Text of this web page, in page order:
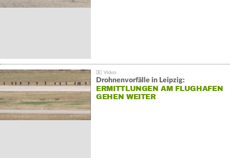
Drohnenvorfälle in Leipzig:
ERMITTLUNGEN AM FLUGHAFEN
GEHEN WEITER